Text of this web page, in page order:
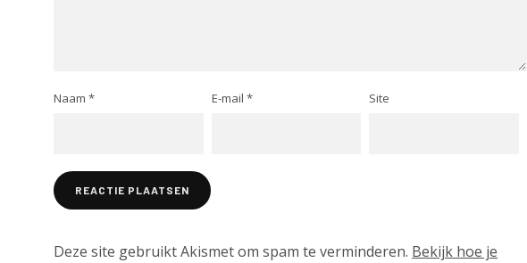
Naam * E-mail * Site
Deze site gebruikt Akismet om spam te verminderen. Bekijk hoe je